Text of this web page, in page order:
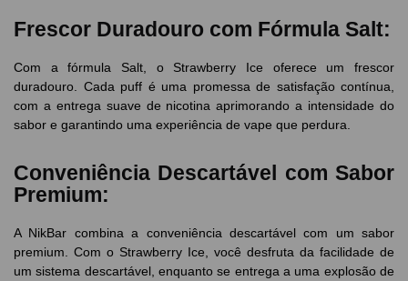
Frescor Duradouro com Fórmula Salt:
Com a fórmula Salt, o Strawberry Ice oferece um frescor
duradouro. Cada puff é uma promessa de satisfação contínua,
com a entrega suave de nicotina aprimorando a intensidade do
sabor e garantindo uma experiência de vape que perdura.
Conveniência Descartável com Sabor
Premium:
A NikBar combina a conveniência descartável com um sabor
premium. Com o Strawberry Ice, você desfruta da facilidade de
um sistema descartável, enquanto se entrega a uma explosão de